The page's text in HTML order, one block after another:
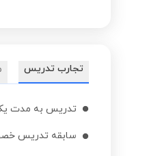
تجارب تدریس
تدریس به مدت
سابقه تدریس